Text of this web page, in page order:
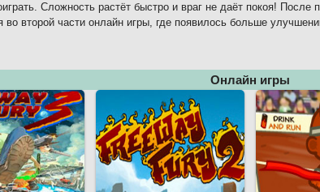
Сложность растёт быстро и враг не даёт покоя!
во второй части онлайн игры, где появилось больше
Онлайн игры